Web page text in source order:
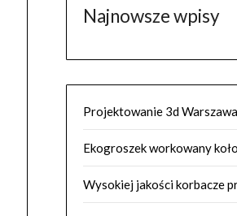
Najnowsze wpisy
Projektowanie 3d Warszawa
Ekogroszek workowany
Wysokiej jakości korbacze